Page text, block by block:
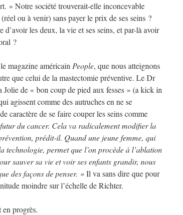
» Notre société trouverait-elle inconcevable
ou à venir) sans payer le prix de ses seins ?
d’avoir les deux, la vie et ses seins, et par-là avoir
?
magazine américain People, que nous atteignons
que celui de la mastectomie préventive. Le Dr
Jolie de « bon coup de pied aux fesses » (a kick in
agissent comme des autruches en ne se
caractère de se faire couper les seins comme
du cancer. Cela va radicalement modifier la
prédit-il. Quand une jeune femme, qui
technologie, permet que l’on procède à l’ablation
sauver sa vie et voir ses enfants grandir, nous
des façons de penser. »Il va sans dire que pour
moindre sur l’échelle de Richter.
en progrès.